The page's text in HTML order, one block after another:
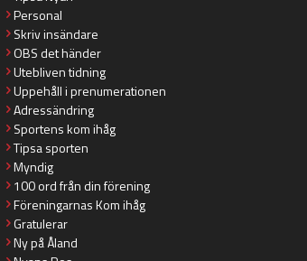
Personal
Skriv insändare
OBS det händer
Utebliven tidning
Uppehåll i prenumerationen
Adressändring
Sportens kom ihåg
Tipsa sporten
Myndig
100 ord från din förening
Föreningarnas Kom ihåg
Gratulerar
Ny på Åland